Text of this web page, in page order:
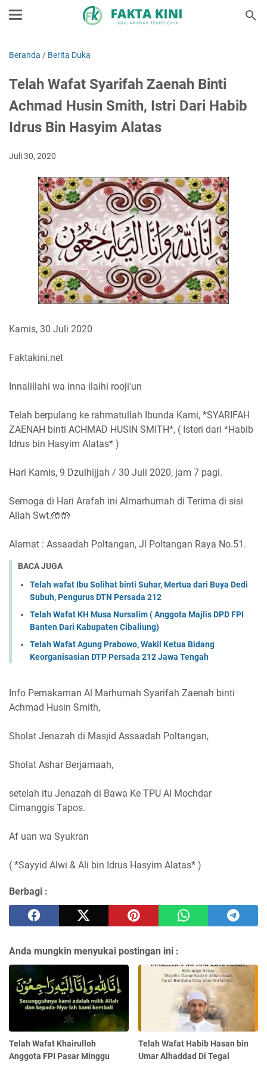
Beranda / Berita Duka
Telah Wafat Syarifah Zaenah Binti
Achmad Husin Smith, Istri Dari Habib
Idrus Bin Hasyim Alatas
Juli 30, 2020
Kamis, 30 Juli 2020
Faktakini.net
Innalillahi wa inna ilaihi rooji'un
Telah berpulang ke rahmatullah Ibunda Kami, *SYARIFAH
ZAENAH binti ACHMAD HUSIN SMITH*, ( Isteri dari *Habib
Idrus bin Hasyim Alatas* )
Hari Kamis, 9 Dzulhijjah / 30 Juli 2020, jam 7 pagi.
Semoga di Hari Arafah ini Almarhumah di Terima di sisi
Allah Swt.🤲🤲
Alamat : Assaadah Poltangan, Jl Poltangan Raya No.51.
BACA JUGA
Telah wafat Ibu Solihat binti Suhar, Mertua dari Buya Dedi
Subuh, Pengurus DTN Persada 212
Telah Wafat KH Musa Nursalim ( Anggota Majlis DPD FPI
Banten Dari Kabupaten Cibaliung)
Telah Wafat Agung Prabowo, Wakil Ketua Bidang
Keorganisasian DTP Persada 212 Jawa Tengah
Info Pemakaman Al Marhumah Syarifah Zaenah binti
Achmad Husin Smith,
Sholat Jenazah di Masjid Assaadah Poltangan,
Sholat Ashar Berjamaah,
setelah itu Jenazah di Bawa Ke TPU Al Mochdar
Cimanggis Tapos.
Af uan wa Syukran
( *Sayyid Alwi & Ali bin Idrus Hasyim Alatas* )
Berbagi :
Anda mungkin menyukai postingan ini :
Telah Wafat Khairulloh
Anggota FPI Pasar Minggu
Telah Wafat Habib Hasan bin
Umar Alhaddad Di Tegal